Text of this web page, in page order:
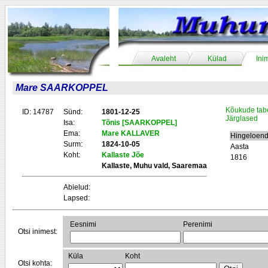
Avaleht Külad
Mare SAARKOPPEL
ID: 14787 Sünd:
1801-12-25
Isa:
Tõnis [SAARKOPPEL]
Ema:
Mare KALLAVER
Surm:
1824-10-05
Koht:
Kallaste Jõe
Kallaste, Muhu vald, Saaremaa
Abielud:
Lapsed:
Kõukude
Järglased
Aasta
1816
Otsi inimest:
Eesnimi Perenimi
Otsi kohta:
Küla Koht